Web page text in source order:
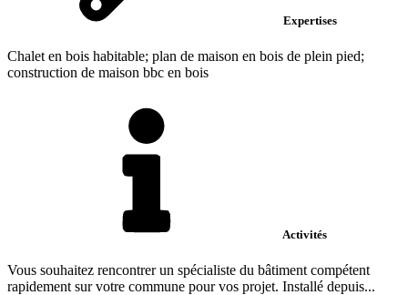
Expertises
Chalet en bois habitable; plan de maison en bois de plein pied;
construction de maison bbc en bois
Activités
Vous souhaitez rencontrer un spécialiste du bâtiment compétent
rapidement sur votre commune pour vos projet. Installé depuis...